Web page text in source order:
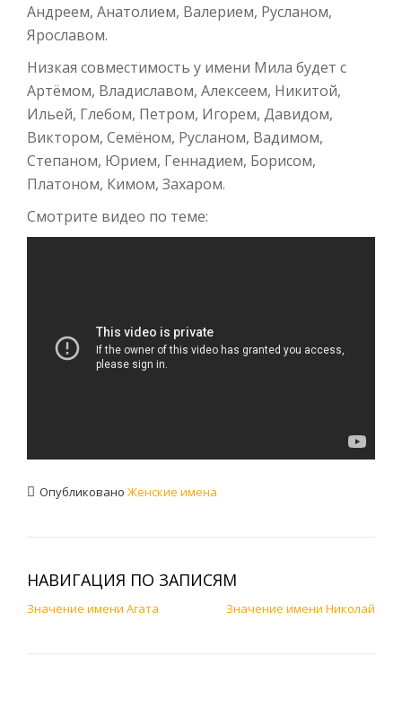
Андреем, Анатолием, Валерием, Русланом,
Ярославом.
Низкая совместимость у имени Мила будет с
Артёмом, Владиславом, Алексеем, Никитой,
Ильей, Глебом, Петром, Игорем, Давидом,
Виктором, Семёном, Русланом, Вадимом,
Степаном, Юрием, Геннадием, Борисом,
Платоном, Кимом, Захаром.
Смотрите видео по теме:
Опубликовано Женские имена
НАВИГАЦИЯ ПО ЗАПИСЯМ
Значение имени Агата Значение имени Николай